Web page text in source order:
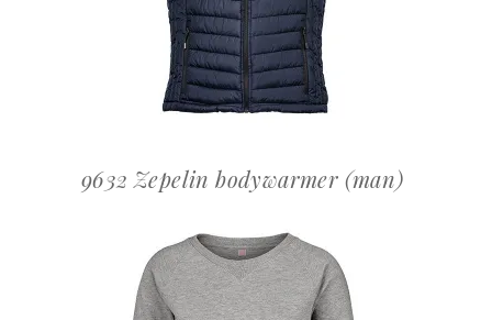
9632 Zepelin bodywarmer (man)